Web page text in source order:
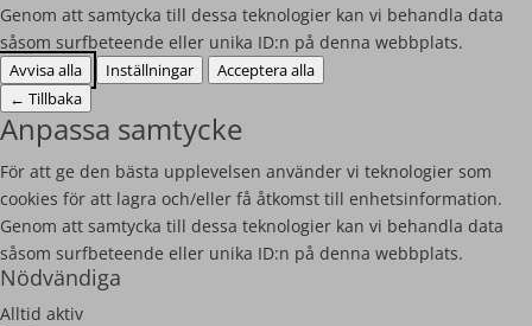
Genom att samtycka till dessa teknologier kan vi behandla data
såsom surfbeteende eller unika ID:n på denna webbplats.
Avvisa alla Inställningar
Acceptera alla
← Tillbaka
Anpassa samtycke
För att ge den bästa upplevelsen använder vi teknologier som
cookies för att lagra och/eller få åtkomst till enhetsinformation.
Genom att samtycka till dessa teknologier kan vi behandla data
såsom surfbeteende eller unika ID:n på denna webbplats.
Nödvändiga
Alltid aktiv